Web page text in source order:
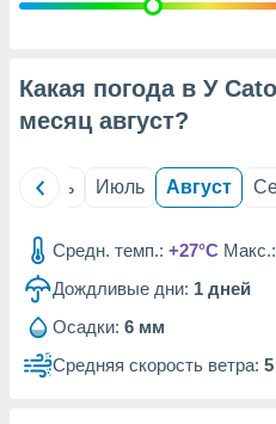
данных
Какая погода в У
месяц август?
Июнь Июль Август
Средн. темп.: +27°C Макс.:
Дождливые дни: 1 дней
Осадки: 6 мм
Средняя скорость ветра: